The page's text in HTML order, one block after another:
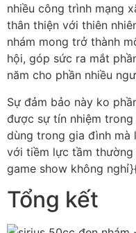
nhiều công trình mạng
thân thiện với thiên
nhám mong trở thành
hội, góp sức ra mắt
năm cho phần nhiều
Sự đảm bảo này ko
được sự tín nhiệm
dùng trong gia đình mà
với tiềm lực tầm thường
game show không
Tổng kết